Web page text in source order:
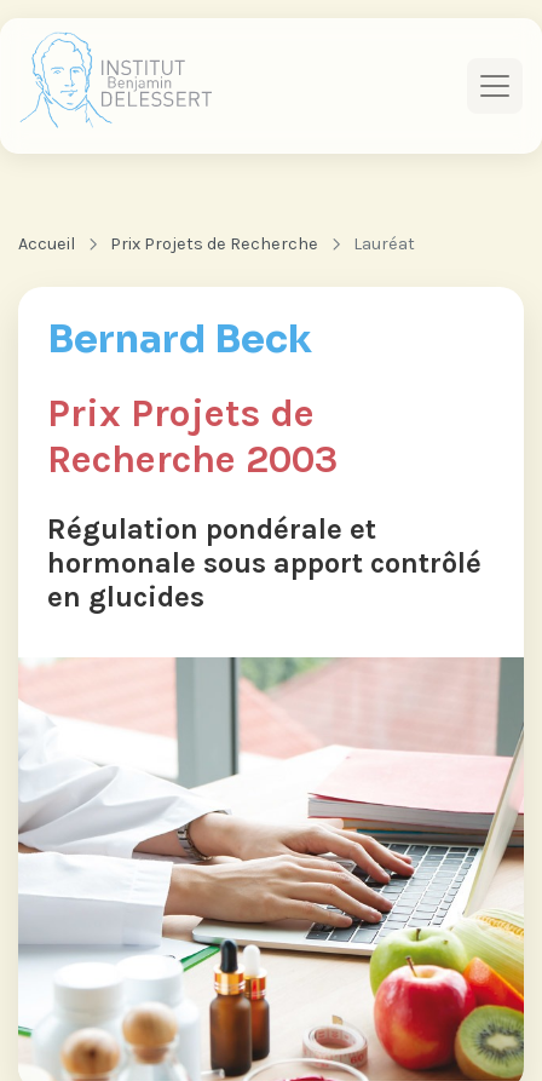
Accueil Prix Projets de Recherche Lauréat
Bernard Beck
Prix Projets de
Recherche 2003
Régulation pondérale et
hormonale sous apport contrôlé
en glucides